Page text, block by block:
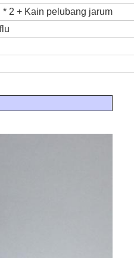
2 + Kain pelubang jarum